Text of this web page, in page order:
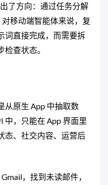
了方向：通过任务分解
移动端智能体来说，复
词直接完成，而需要拆
查状态。
从原生 App 中抽取数
中，只能在 App 界面里
态、社交内容、运营后
，找到未读邮件，